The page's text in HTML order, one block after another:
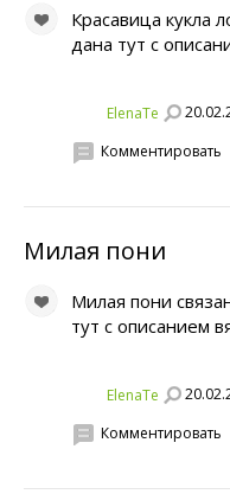
Красавица кукла
дана тут с
ElenaTe
Комментировать
Милая пони
Милая пони
тут с описанием
ElenaTe
Комментировать